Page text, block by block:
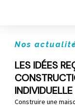
Nos
LES IDÉES
INDIVIDUELLE
Construire une